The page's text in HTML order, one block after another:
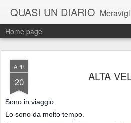
QUASI UN DIARIO Meraviglie alla ricerca di Alice perduta.
Home page
APR
20 ALTA
Sono in viaggio.
Lo sono da molto tempo.